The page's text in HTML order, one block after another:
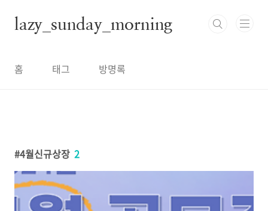
lazy_sunday_morning
홈 태그 방명록
4월신규상장 2